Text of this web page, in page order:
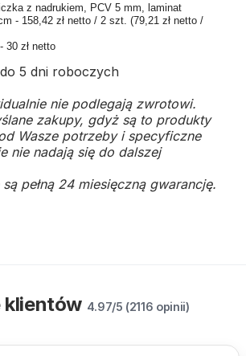
z nadrukiem, PCV 5 mm, laminat
- 158,42 zł netto / 2 szt. (79,21 zł netto /
30 zł netto
do 5 dni roboczych
nie podlegają zwrotowi.
zakupy, gdyż są to produkty
Wasze potrzeby i specyficzne
nie nadają się do dalszej
pełną 24 miesięczną gwarancję.
klientów 4.97/5 (2116 opinii)